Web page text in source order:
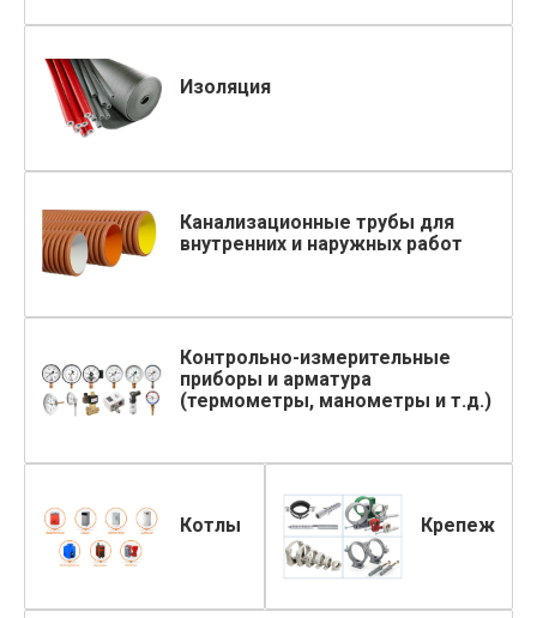
Изоляция
Канализационные трубы для
внутренних и наружных работ
Контрольно-измерительные
приборы и арматура
(термометры, манометры и т.д.)
Котлы Крепеж